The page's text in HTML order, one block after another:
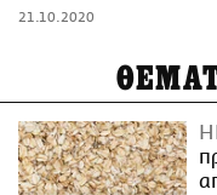
21.10.2020